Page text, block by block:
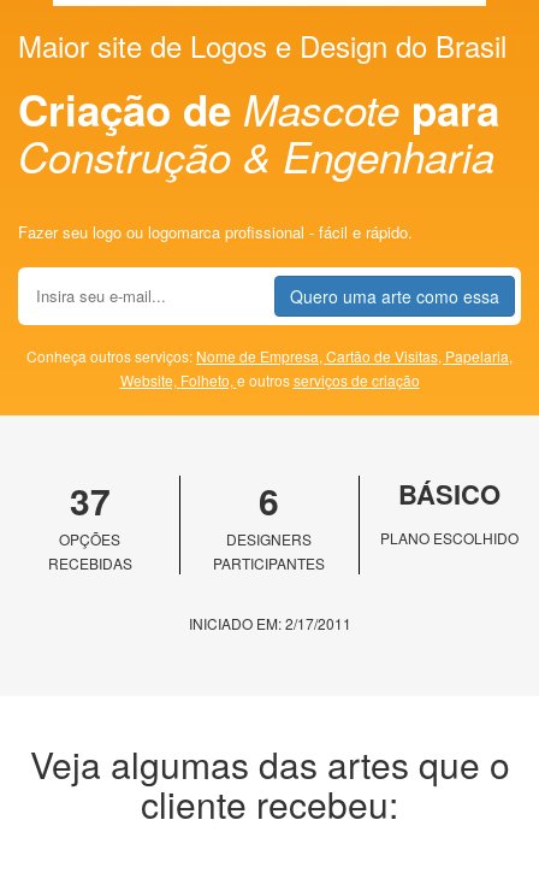
Maior site de Logos e Design do Brasil
Criação de Mascote para
Construção & Engenharia
Fazer seu logo ou logomarca profissional - fácil e rápido.
Quero uma arte como essa
Conheça outros serviços: Nome de Empresa, Cartão de Visitas, Papelaria,
Website, Folheto, e outrosserviços de criação
37
OPÇÕES
RECEBIDAS
6
DESIGNERS
PARTICIPANTES
BÁSICO
PLANO ESCOLHIDO
INICIADO EM: 2/17/2011
Veja algumas das artes que o
cliente recebeu: